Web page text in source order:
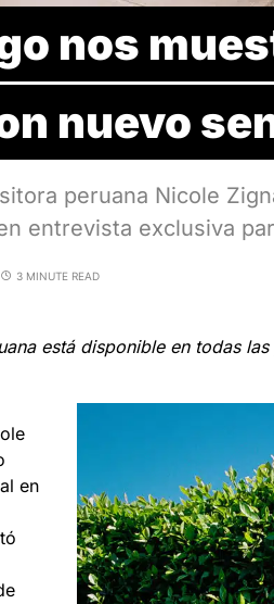
nos
nuevo
peruana Nicole
entrevista exclusiva
3 MINUTE READ
está disponible en todas
en